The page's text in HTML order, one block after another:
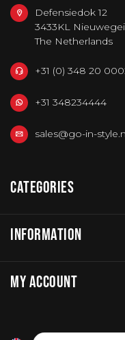
Defensiedok 12
3433KL
The Netherlands
+31 (0) 348 20
+31 348234444
sales@go-in-
CATEGORIES
INFORMATION
MY ACCOUNT